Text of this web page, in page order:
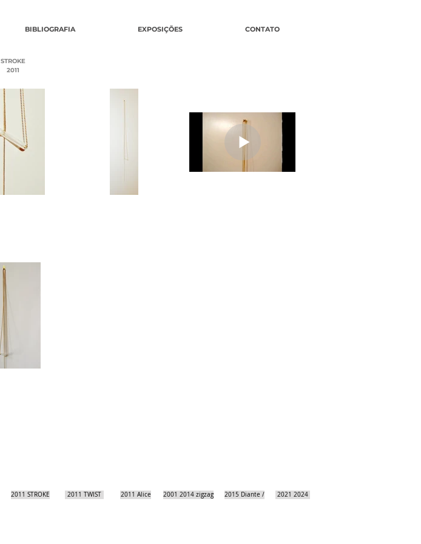
BIBLIOGRAFIA EXPOSIÇÕES CONTATO
STROKE
2011
2011 STROKE 2011 TWIST 2011 Alice 2001 2014 zigzag 2015 Diante / 2021 2024